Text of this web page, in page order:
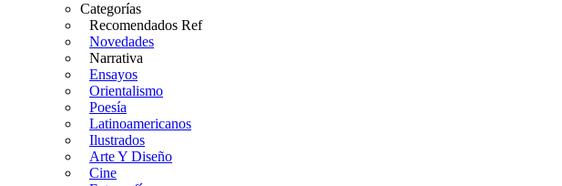
Categorías
Recomendados Ref
Novedades
Narrativa
Ensayos
Orientalismo
Poesía
Latinoamericanos
Ilustrados
Arte Y Diseño
Cine